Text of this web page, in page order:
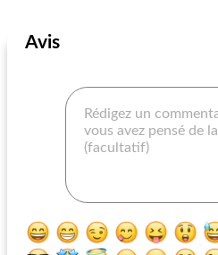
Avis